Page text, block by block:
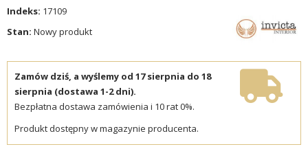
Indeks: 17109
Stan: Nowy produkt
Zamów dziś, a wyślemy od 17 sierpnia do 18
sierpnia (dostawa 1-2 dni).
Bezpłatna dostawa zamówienia i 10 rat 0%.
Produkt dostępny w magazynie producenta.